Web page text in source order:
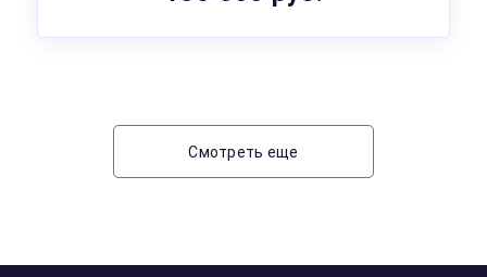
Смотреть еще